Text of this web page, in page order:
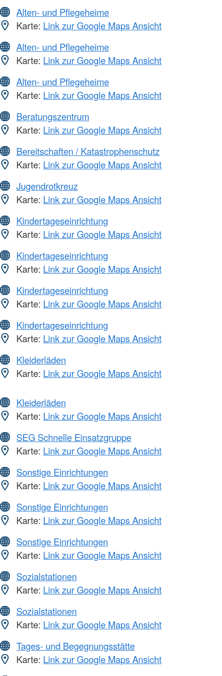
Alten- und Pflegeheime
Karte: Link zur Google Maps Ansicht
Alten- und Pflegeheime
Karte: Link zur Google Maps Ansicht
Alten- und Pflegeheime
Karte: Link zur Google Maps Ansicht
Beratungszentrum
Karte: Link zur Google Maps Ansicht
Bereitschaften / Katastrophenschutz
Karte: Link zur Google Maps Ansicht
Jugendrotkreuz
Karte: Link zur Google Maps Ansicht
Kindertageseinrichtung
Karte: Link zur Google Maps Ansicht
Kindertageseinrichtung
Karte: Link zur Google Maps Ansicht
Kindertageseinrichtung
Karte: Link zur Google Maps Ansicht
Kindertageseinrichtung
Karte: Link zur Google Maps Ansicht
Kleiderläden
Karte: Link zur Google Maps Ansicht
Kleiderläden
Karte: Link zur Google Maps Ansicht
SEG Schnelle Einsatzgruppe
Karte: Link zur Google Maps Ansicht
Sonstige Einrichtungen
Karte: Link zur Google Maps Ansicht
Sonstige Einrichtungen
Karte: Link zur Google Maps Ansicht
Sonstige Einrichtungen
Karte: Link zur Google Maps Ansicht
Sozialstationen
Karte: Link zur Google Maps Ansicht
Sozialstationen
Karte: Link zur Google Maps Ansicht
Tages- und Begegnungsstätte
Karte: Link zur Google Maps Ansicht